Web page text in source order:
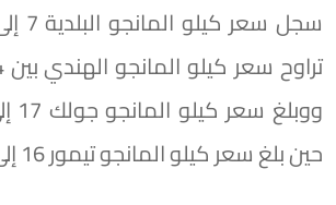
حين بلغ سعر كيلو المانجو تيمور 16 إلى 22 جنيهًا .